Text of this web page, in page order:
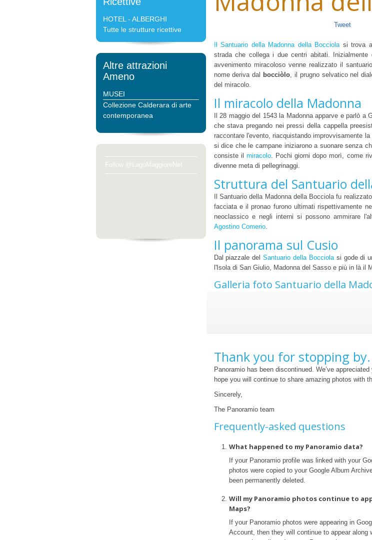
HOTEL - ALBERGHI
Tutte le strutture ricettive
Altre attrazioni
Ameno
MUSEI
Collezione Calderara di arte
contemporanea
Follow @LagoMaggioreNet
Tweet
Il Santuario della Madonna della Bocciolasi trova a
strada che collega i due centri abitati.
avvenimento miracoloso venne realizzato il
nome deriva dal bocciòlo, il prugno selvatico nel
del miracolo.
Il miracolo della Madonna
Il 28 maggio del 1543 la Madonna apparve e parlò a
che stava pregando nei pressi della cappella
raccontare l'evento, riacquistando improvvisamente
si dice che le campane iniziarono a suonare senza
consiste il miracolo. Pochi giorni dopo morì, come
divenne meta di pellegrinaggi.
Struttura del Santuario
Il Santuario della Madonna della Bocciola fu
facciata e il pronao furono ultimati rispettivamente
neoclassico e negli interni si possono ammirare
Agostino Comerio.
Il panorama sul Cusio
Dal piazzale delSantuario della Bocciolasi gode di
l'Isola di San Giulio, Madonna del Sasso e più in là il
Galleria foto Santuario della
Thank you for stopping by.
Panoramio has been discontinued. We’ve
hope you will continue to share amazing photos with
Sincerely,
The Panoramio team
Frequently-asked questions
What happened to my Panoramio data?
If your Panoramio profile was linked with your
photos were copied to your Google Album
been permanently deleted.
Will my Panoramio photos continue to
Maps?
If your Panoramio photos were appearing in
Account, then they will continue to appear